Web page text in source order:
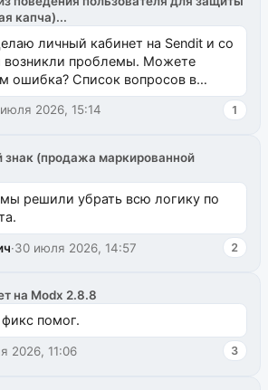
капча)...
личный кабинет на Sendit и со
возникли проблемы. Можете
ошибка? Список вопросов в
на modx.pro пока пуст, и,...
2026, 15:14 1
знак (продажа маркированной
решили убрать всю логику по
·30 июля 2026, 14:57 2
на Modx 2.8.8
помог.
2026, 11:06 3